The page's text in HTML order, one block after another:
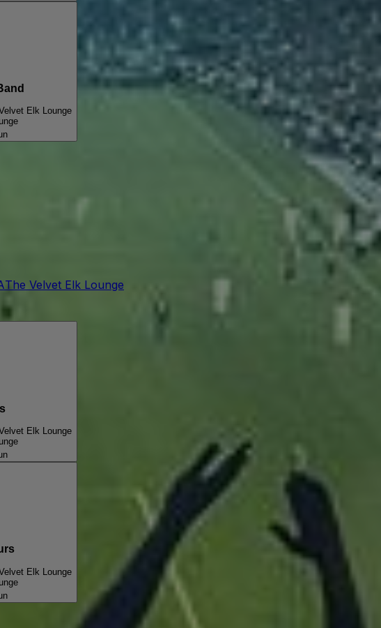
Elk Lounge
The Velvet Elk Lounge
Elk Lounge
Elk Lounge